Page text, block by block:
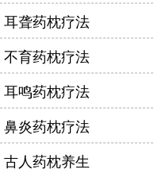
耳聋药枕疗法
不育药枕疗法
耳鸣药枕疗法
鼻炎药枕疗法
古人药枕养生